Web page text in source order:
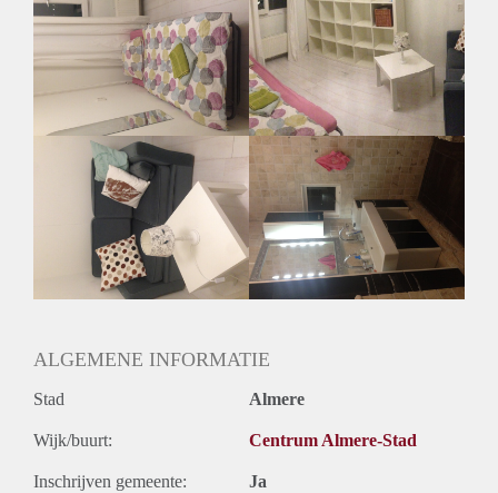
ALGEMENE INFORMATIE
Stad Almere
Wijk/buurt: Centrum Almere-Stad
Inschrijven gemeente: Ja